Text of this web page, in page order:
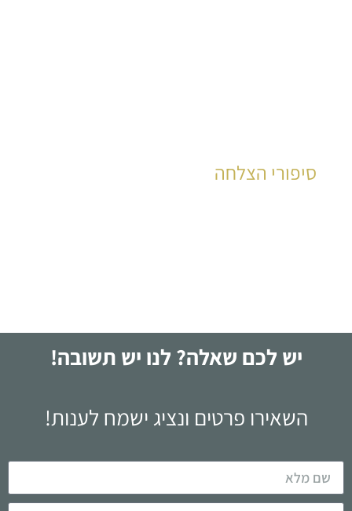
סיפורי הצלחה
יש לכם שאלה? לנו יש תשובה!
השאירו פרטים ונציג ישמח לענות!